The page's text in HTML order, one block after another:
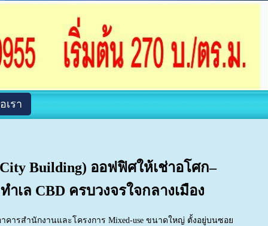
เรา
Building) ออฟฟิศให้เช่าอโศก–
เล CBD ครบวงจรใจกลางเมือง
าคารสำนักงานและโครงการ Mixed-use ขนาดใหญ่ ตั้งอยู่บนซอย